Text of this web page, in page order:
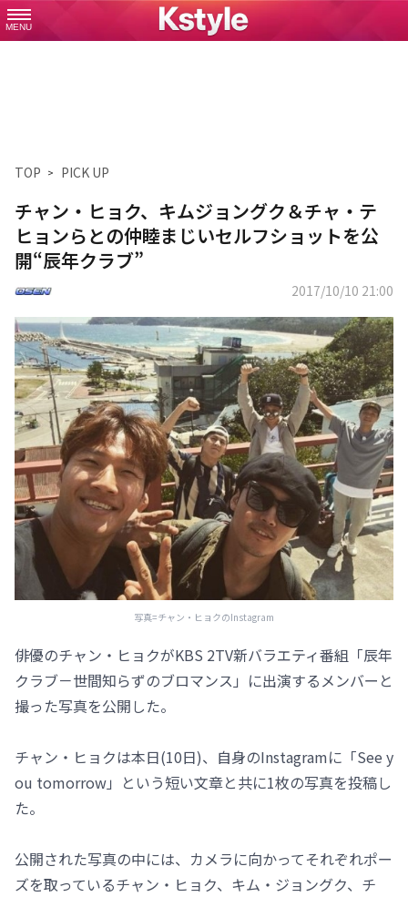
MENU
TOP PICK UP
チャン・ヒョク、キムジョングク＆チャ・テ
ヒョンらとの仲睦まじいセルフショットを公
開“辰年クラブ”
2017/10/10 21:00
写真=チャン・ヒョクのInstagram
俳優のチャン・ヒョクがKBS 2TV新バラエティ番組「辰年
クラブ－世間知らずのブロマンス」に出演するメンバーと
撮った写真を公開した。
チャン・ヒョクは本日(10日)、自身のInstagramに「See y
ou tomorrow」という短い文章と共に1枚の写真を投稿し
た。
公開された写真の中には、カメラに向かってそれぞれポー
ズを取っているチャン・ヒョク、キム・ジョングク、チ